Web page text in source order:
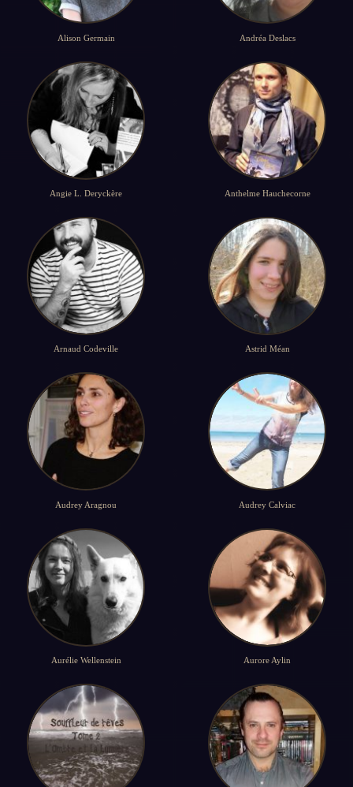
Alison Germain Andréa Deslacs
Angie L. Deryckère Anthelme Hauchecorne
Arnaud Codeville Astrid Méan
Audrey Aragnou Audrey Calviac
Aurélie Wellenstein Aurore Aylin